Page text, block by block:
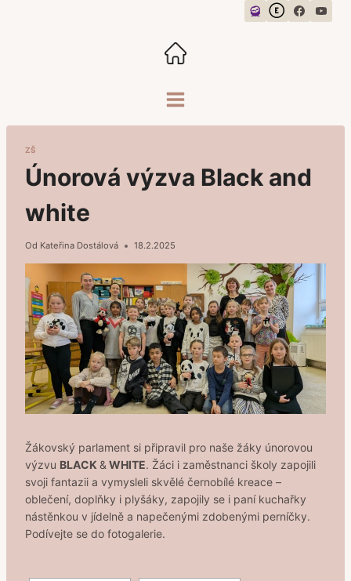
ZŠ
Únorová výzva Black and
white
Od Kateřina Dostálová 18.2.2025
Žákovský parlament si připravil pro naše žáky únorovou
výzvu BLACK & WHITE. Žáci i zaměstnanci školy zapojili
svoji fantazii a vymysleli skvělé černobílé kreace –
oblečení, doplňky i plyšáky, zapojily se i paní kuchařky
nástěnkou v jídelně a napečenými zdobenými perníčky.
Podívejte se do fotogalerie.